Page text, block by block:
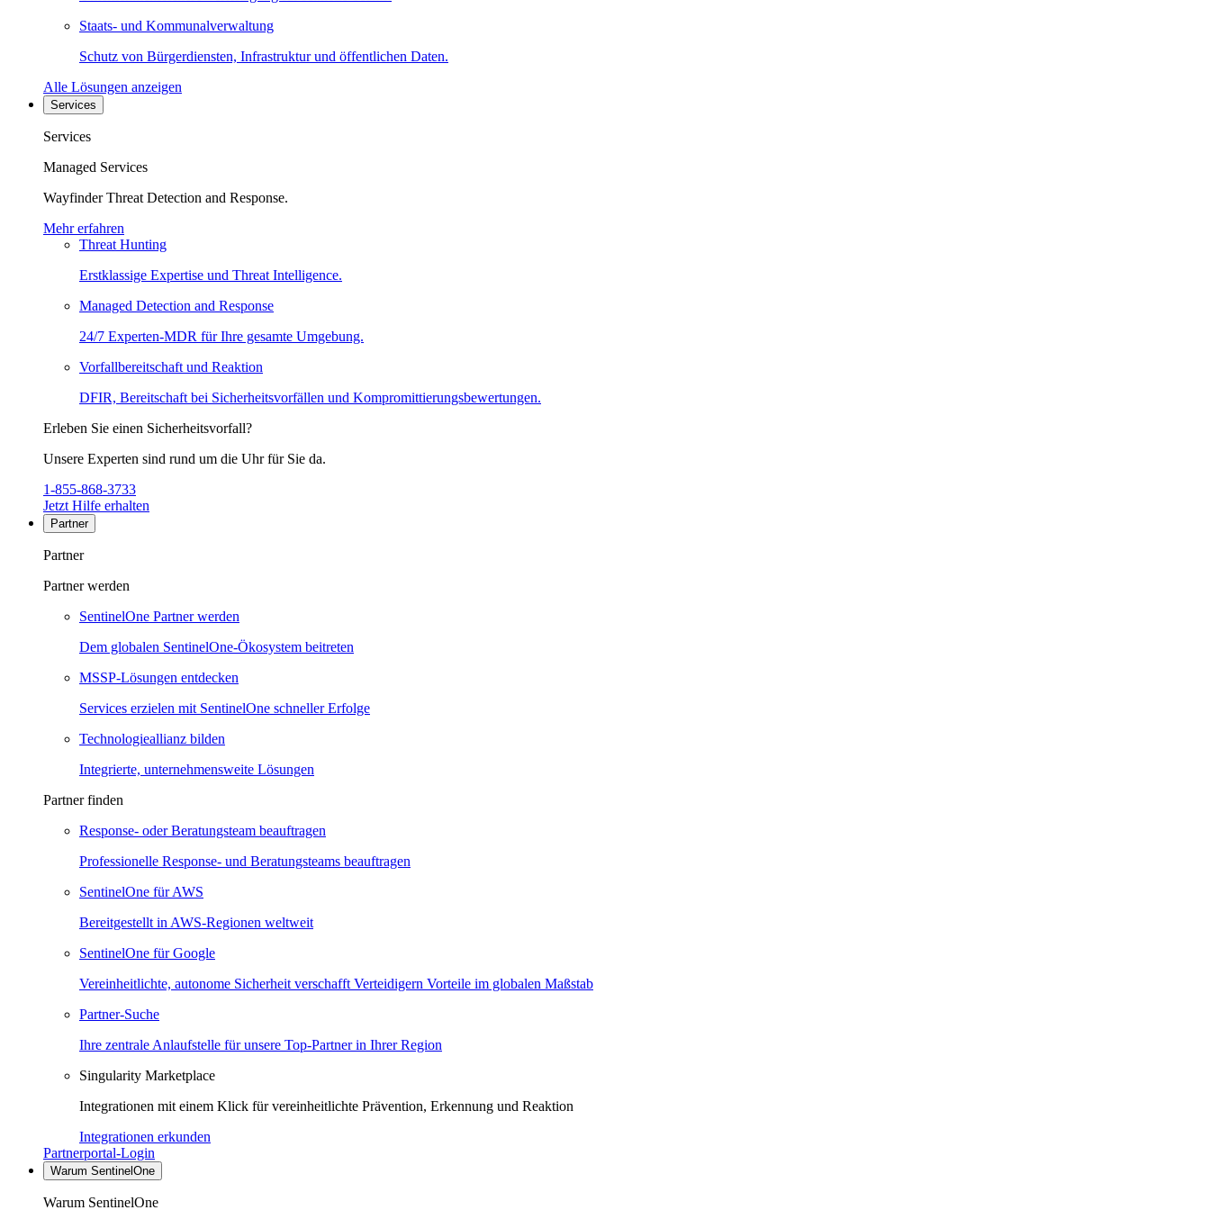
Staats- und Kommunalverwaltung
Schutz von Bürgerdiensten, Infrastruktur und öffentlichen Daten.
Alle Lösungen anzeigen
Services
Services
Managed Services
Wayfinder Threat Detection and Response.
Mehr erfahren
Threat Hunting
Erstklassige Expertise und Threat Intelligence.
Managed Detection and Response
24/7 Experten-MDR für Ihre gesamte Umgebung.
Vorfallbereitschaft und Reaktion
DFIR, Bereitschaft bei Sicherheitsvorfällen und Kompromittierungsbewertungen.
Erleben Sie einen Sicherheitsvorfall?
Unsere Experten sind rund um die Uhr für Sie da.
1-855-868-3733
Jetzt Hilfe erhalten
Partner
Partner
Partner werden
SentinelOne Partner werden
Dem globalen SentinelOne-Ökosystem beitreten
MSSP-Lösungen entdecken
Services erzielen mit SentinelOne schneller Erfolge
Technologieallianz bilden
Integrierte, unternehmensweite Lösungen
Partner finden
Response- oder Beratungsteam beauftragen
Professionelle Response- und Beratungsteams beauftragen
SentinelOne für AWS
Bereitgestellt in AWS-Regionen weltweit
SentinelOne für Google
Vereinheitlichte, autonome Sicherheit verschafft Verteidigern Vorteile im globalen Maßstab
Partner-Suche
Ihre zentrale Anlaufstelle für unsere Top-Partner in Ihrer Region
Singularity Marketplace
Integrationen mit einem Klick für vereinheitlichte Prävention, Erkennung und Reaktion
Integrationen erkunden
Partnerportal-Login
Warum SentinelOne
Warum SentinelOne